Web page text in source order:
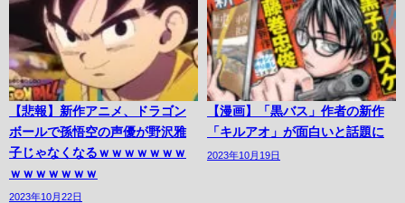
【悲報】新作アニメ、ドラゴン
ボールで孫悟空の声優が野沢雅
子じゃなくなるｗｗｗｗｗｗｗ
ｗｗｗｗｗｗｗ
2023年10月22日
【漫画】「黒バス」作者の新作
「キルアオ」が面白いと話題に
2023年10月19日